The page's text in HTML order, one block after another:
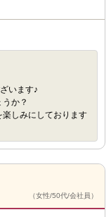
います♪
か？
しみにしております
（女性/50代/会社員）